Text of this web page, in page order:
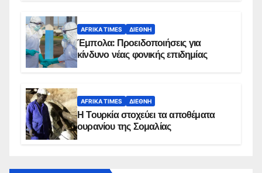
AFRIKA TIMES ΔΙΕΘΝΉ
Έμπολα: Προειδοποιήσεις για
κίνδυνο νέας φονικής επιδημίας
AFRIKA TIMES ΔΙΕΘΝΉ
Η Τουρκία στοχεύει τα αποθέματα
ουρανίου της Σομαλίας